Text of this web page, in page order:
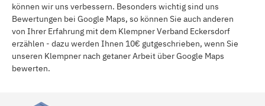
können wir uns verbessern. Besonders wichtig sind uns
Bewertungen bei Google Maps, so können Sie auch anderen
von Ihrer Erfahrung mit dem Klempner Verband Eckersdorf
erzählen - dazu werden Ihnen 10€ gutgeschrieben, wenn Sie
unseren Klempner nach getaner Arbeit über Google Maps
bewerten.